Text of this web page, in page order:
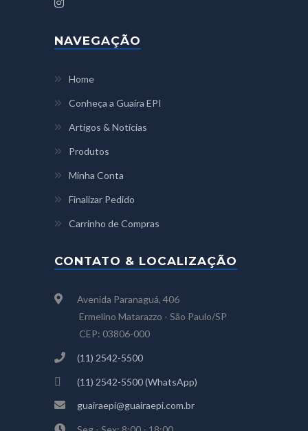
NAVEGAÇÃO
Home
Conheça a Guaíra EPI
Artigos & Notícias
Produtos
Minha Conta
Finalizar Pedido
Carrinho de Compras
CONTATO & LOCALIZAÇÃO
Avenida Paranaguá, 406
Ermelino Matarazzo - São Paulo/SP
CEP: 03806-000
(11) 2542-5500
(11) 2542-5500 (WhatsApp)
guairaepi@guairaepi.com.br